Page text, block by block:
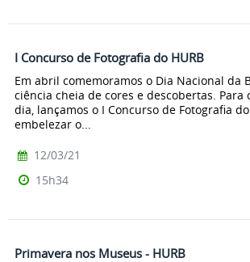
I Concurso de Fotografia do HURB
Em abril comemoramos o Dia Nacional da
ciência cheia de cores e descobertas. Para
dia, lançamos o I Concurso de Fotografia
embelezar o...
12/03/21
15h34
Primavera nos Museus - HURB